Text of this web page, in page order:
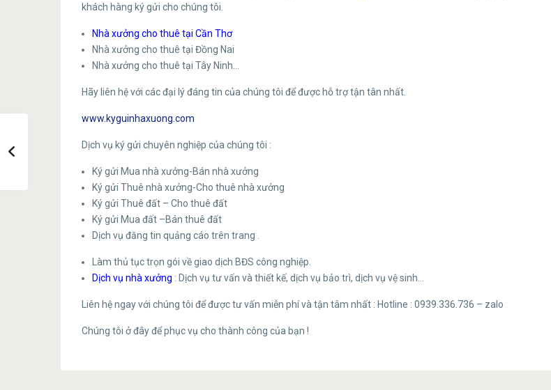
khách hàng ký gửi cho chúng tôi.
Nhà xưởng cho thuê tại Cần Thơ
Nhà xưởng cho thuê tại Đồng Nai
Nhà xưởng cho thuê tại Tây Ninh…
Hãy liên hệ với các đại lý đáng tin của chúng tôi để được hỗ trợ tận tân nhất.
www.kyguinhaxuong.com
Dịch vụ ký gửi chuyên nghiệp của chúng tôi :
Ký gửi Mua nhà xưởng-Bán nhà xưởng
Ký gửi Thuê nhà xưởng-Cho thuê nhà xưởng
Ký gửi Thuê đất – Cho thuê đất
Ký gửi Mua đất –Bán thuê đất
Dịch vụ đăng tin quảng cáo trên trang .
Làm thủ tục trọn gói về giao dịch BĐS công nghiệp.
Dịch vụ nhà xưởng : Dịch vụ tư vấn và thiết kế, dịch vụ bảo trì, dịch vụ vệ sinh…
Liên hệ ngay với chúng tôi để được tư vấn miễn phí và tận tâm nhất : Hotline : 0939.336.736 – zalo
Chúng tôi ở đây để phục vụ cho thành công của bạn !